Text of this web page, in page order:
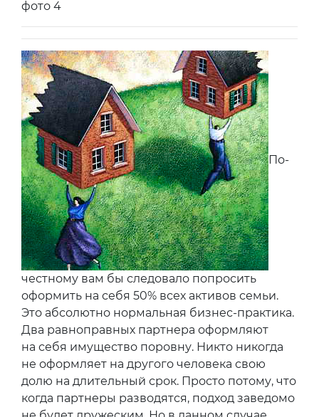
фото 4
По-
честному вам бы следовало попросить
оформить на себя 50% всех активов семьи.
Это абсолютно нормальная бизнес-практика.
Два равноправных партнера оформляют
на себя имущество поровну. Никто никогда
не оформляет на другого человека свою
долю на длительный срок. Просто потому, что
когда партнеры разводятся, подход заведомо